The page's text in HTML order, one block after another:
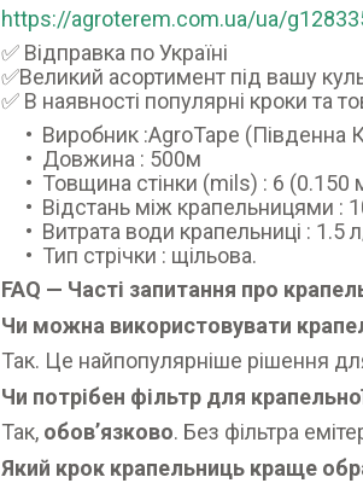
https://agroterem.com.ua/ua/
✅ Відправка по Україні
✅Великий асортимент під вашу
✅ В наявності популярні кроки та
Виробник :AgroTape (Південна
Довжина : 500м
Товщина стінки (mils) : 6 (0.150
Відстань між крапельницями :
Витрата води крапельниці : 1.5
Тип стрічки : щільова.
FAQ — Часті запитання про
Чи можна використовувати
Так. Це найпопулярніше рішення
Чи потрібен фільтр для
Так, обов’язково. Без фільтра
Який крок крапельниць краще